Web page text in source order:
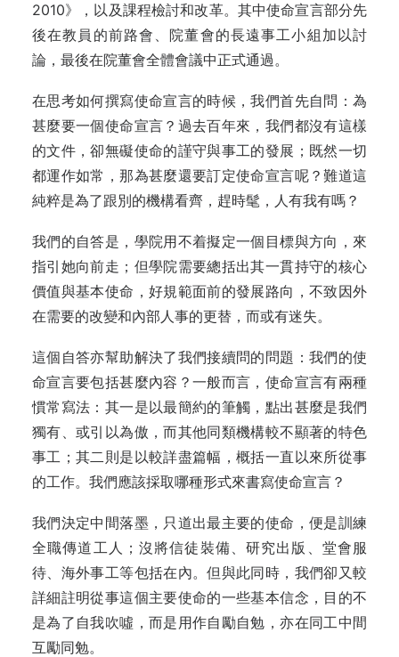
2010》，以及課程檢討和改革。其中使命宣言部分先
後在教員的前路會、院董會的長遠事工小組加以討
論，最後在院董會全體會議中正式通過。
在思考如何撰寫使命宣言的時候，我們首先自問：為
甚麼要一個使命宣言？過去百年來，我們都沒有這樣
的文件，卻無礙使命的謹守與事工的發展；既然一切
都運作如常，那為甚麼還要訂定使命宣言呢？難道這
純粹是為了跟別的機構看齊，趕時髦，人有我有嗎？
我們的自答是，學院用不着擬定一個目標與方向，來
指引她向前走；但學院需要總括出其一貫持守的核心
價值與基本使命，好規範面前的發展路向，不致因外
在需要的改變和內部人事的更替，而或有迷失。
這個自答亦幫助解決了我們接續問的問題：我們的使
命宣言要包括甚麼內容？一般而言，使命宣言有兩種
慣常寫法：其一是以最簡約的筆觸，點出甚麼是我們
獨有、或引以為傲，而其他同類機構較不顯著的特色
事工；其二則是以較詳盡篇幅，概括一直以來所從事
的工作。我們應該採取哪種形式來書寫使命宣言？
我們決定中間落墨，只道出最主要的使命，便是訓練
全職傳道工人；沒將信徒裝備、研究出版、堂會服
待、海外事工等包括在內。但與此同時，我們卻又較
詳細註明從事這個主要使命的一些基本信念，目的不
是為了自我吹噓，而是用作自勵自勉，亦在同工中間
互勵同勉。